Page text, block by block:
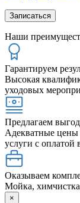
Наши
Гарантируем
Высокая
уходовых
Предлагаем
Адекватные цены
услуги с оплатой
Оказываем
Мойка,
×